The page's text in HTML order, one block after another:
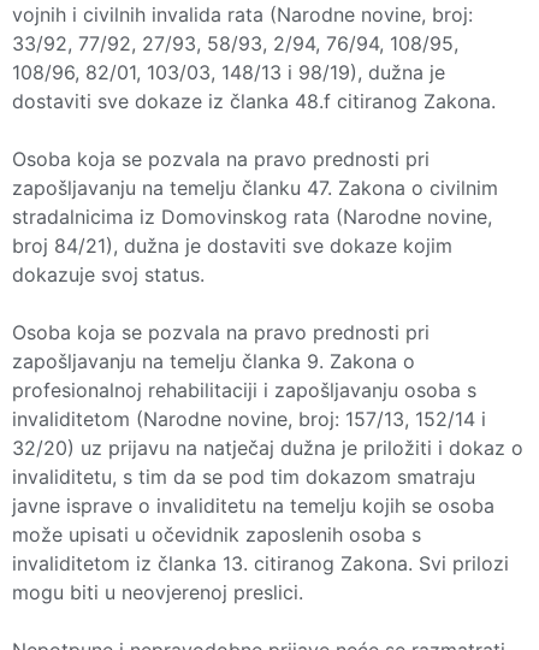
vojnih i civilnih invalida rata (Narodne novine, broj:
33/92, 77/92, 27/93, 58/93, 2/94, 76/94, 108/95,
108/96, 82/01, 103/03, 148/13 i 98/19), dužna je
dostaviti sve dokaze iz članka 48.f citiranog Zakona.
Osoba koja se pozvala na pravo prednosti pri
zapošljavanju na temelju članku 47. Zakona o civilnim
stradalnicima iz Domovinskog rata (Narodne novine,
broj 84/21), dužna je dostaviti sve dokaze kojim
dokazuje svoj status.
Osoba koja se pozvala na pravo prednosti pri
zapošljavanju na temelju članka 9. Zakona o
profesionalnoj rehabilitaciji i zapošljavanju osoba s
invaliditetom (Narodne novine, broj: 157/13, 152/14 i
32/20) uz prijavu na natječaj dužna je priložiti i dokaz o
invaliditetu, s tim da se pod tim dokazom smatraju
javne isprave o invaliditetu na temelju kojih se osoba
može upisati u očevidnik zaposlenih osoba s
invaliditetom iz članka 13. citiranog Zakona. Svi prilozi
mogu biti u neovjerenoj preslici.